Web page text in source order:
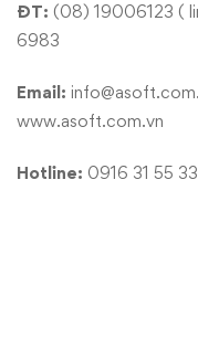
ĐT: (08) 19006123 (
6983
Email:
www.asoft.com.vn
Hotline: 0916 31 55